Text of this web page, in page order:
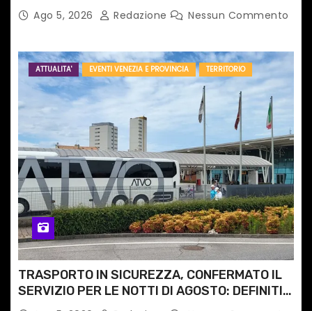
Ago 5, 2026 Redazione Nessun Commento
ATTUALITA' EVENTI VENEZIA E PROVINCIA TERRITORIO
TRASPORTO IN SICUREZZA, CONFERMATO IL
SERVIZIO PER LE NOTTI DI AGOSTO: DEFINITI
PERCORSI, FERMATE E ORARIO